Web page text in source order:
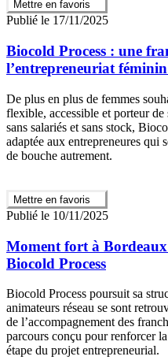
Mettre en favoris
Publié le 17/11/2025
Biocold Process : une
l’entrepreneuriat
De plus en plus de femmes
flexible, accessible et porteur
sans salariés et sans stock,
adaptée aux entrepreneures qui
de bouche autrement.
Mettre en favoris
Publié le 10/11/2025
Moment fort à
Biocold Process
Biocold Process poursuit sa
animateurs réseau se sont
de l’accompagnement des
parcours conçu pour renforcer
étape du projet entrepreneurial.